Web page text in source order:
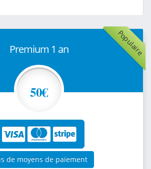
Populaire
Premium 1 an
50€
de moyens de paiement